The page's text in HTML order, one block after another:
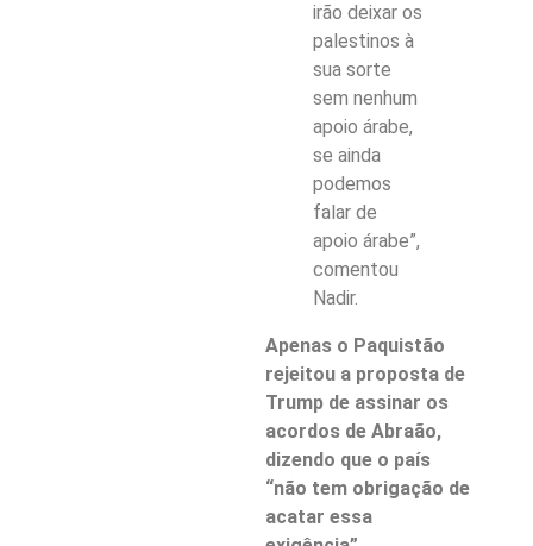
irão deixar os
palestinos à
sua sorte
sem nenhum
apoio árabe,
se ainda
podemos
falar de
apoio árabe”,
comentou
Nadir.
Apenas o Paquistão
rejeitou a proposta de
Trump de assinar os
acordos de Abraão,
dizendo que o país
“não tem obrigação de
acatar essa